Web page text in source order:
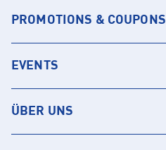
PROMOTIONS & COUPONS
EVENTS
ÜBER UNS